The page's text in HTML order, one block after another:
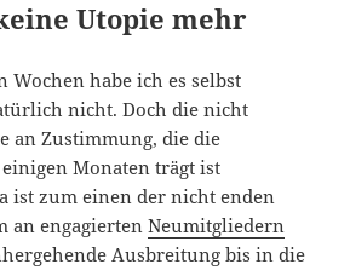
Utopie mehr
Wochen habe ich es selbst
nicht. Doch die nicht
an Zustimmung, die die
Monaten trägt ist
ist zum einen der nicht enden
an engagiertenNeumitgliedern
Ausbreitung bis in die